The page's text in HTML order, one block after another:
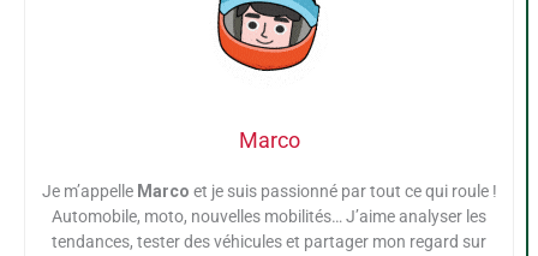
Marco
Je m’appelle Marco et je suis passionné par tout ce qui roule !
Automobile, moto, nouvelles mobilités… J’aime analyser les
tendances, tester des véhicules et partager mon regard sur